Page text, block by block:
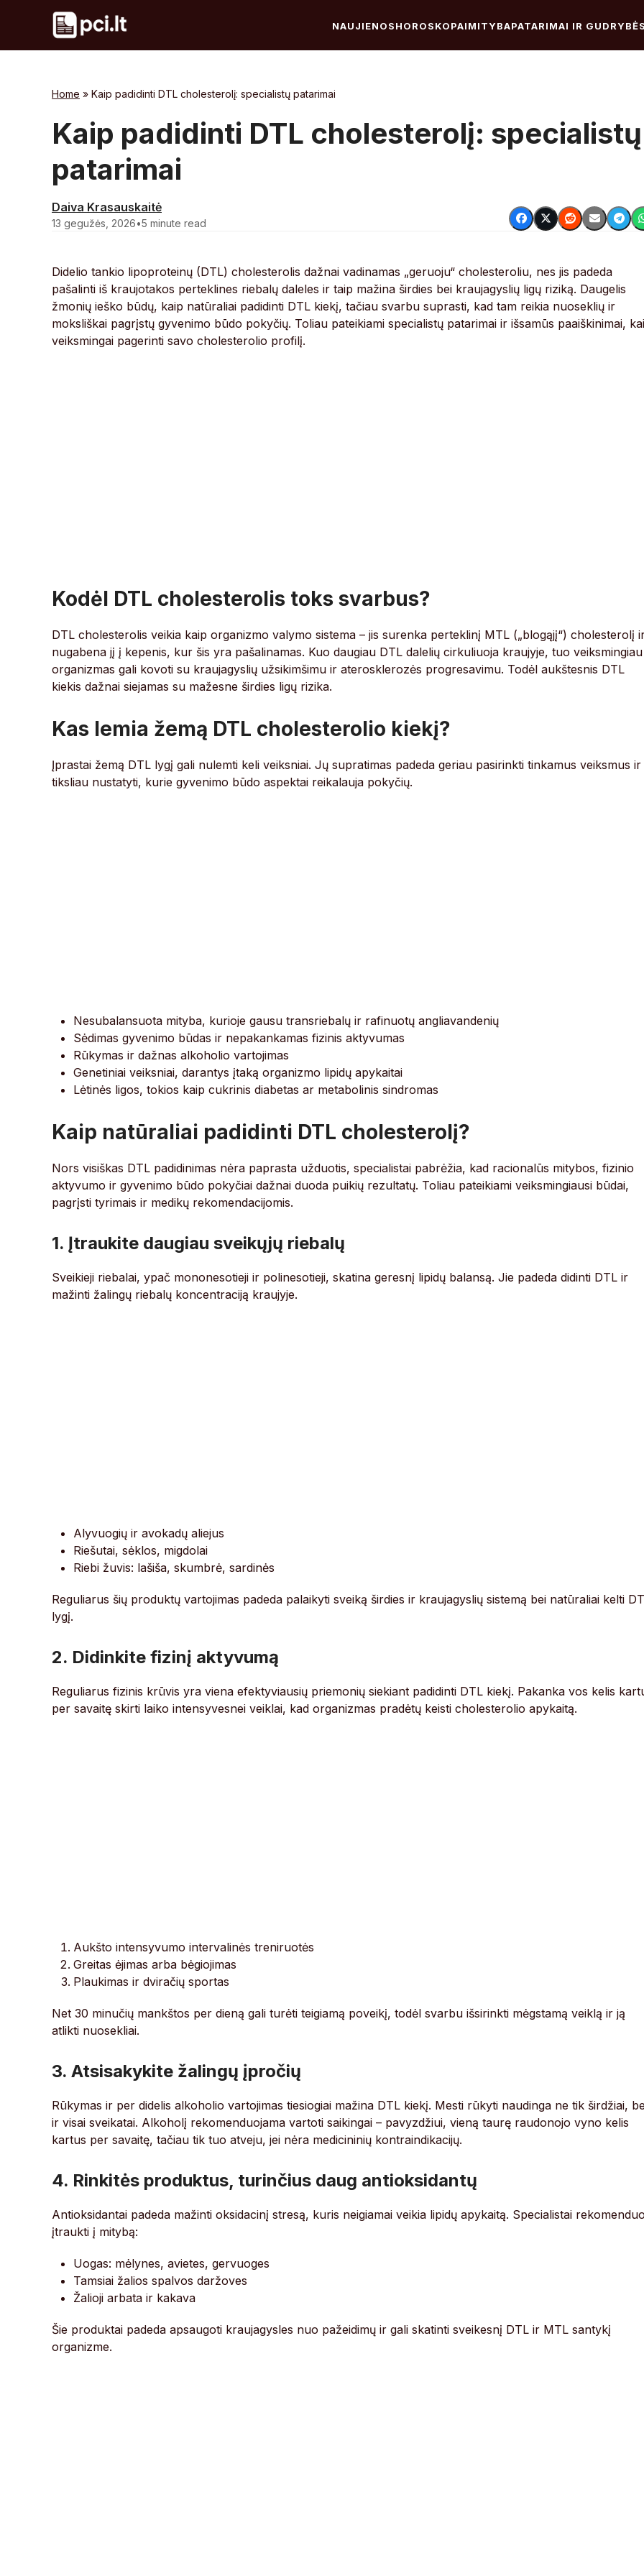
NAUJIENOSHOROSKOPAIMITYBAPATARIMAI IR
Home » Kaip padidinti DTL cholesterolį: specialistų patarimai
Kaip padidinti DTL cholesterolį: specialistų
patarimai
Daiva Krasauskaitė
13 gegužės, 2026•5 minute read
Didelio tankio lipoproteinų (DTL) cholesterolis dažnai vadinamas „geruoju“ cholesteroliu, nes jis padeda
pašalinti iš kraujotakos perteklines riebalų daleles ir taip mažina širdies bei kraujagyslių ligų riziką. Daugelis
žmonių ieško būdų, kaip natūraliai padidinti DTL kiekį, tačiau svarbu suprasti, kad tam reikia nuoseklių ir
moksliškai pagrįstų gyvenimo būdo pokyčių. Toliau pateikiami specialistų patarimai ir išsamūs paaiškinimai,
veiksmingai pagerinti savo cholesterolio profilį.
Kodėl DTL cholesterolis toks svarbus?
DTL cholesterolis veikia kaip organizmo valymo sistema – jis surenka perteklinį MTL („blogąjį“) cholesterolį
nugabena jį į kepenis, kur šis yra pašalinamas. Kuo daugiau DTL dalelių cirkuliuoja kraujyje, tuo veiksmingiau
organizmas gali kovoti su kraujagyslių užsikimšimu ir aterosklerozės progresavimu. Todėl aukštesnis DTL
kiekis dažnai siejamas su mažesne širdies ligų rizika.
Kas lemia žemą DTL cholesterolio kiekį?
Įprastai žemą DTL lygį gali nulemti keli veiksniai. Jų supratimas padeda geriau pasirinkti tinkamus veiksmus ir
tiksliau nustatyti, kurie gyvenimo būdo aspektai reikalauja pokyčių.
Nesubalansuota mityba, kurioje gausu transriebalų ir rafinuotų angliavandenių
Sėdimas gyvenimo būdas ir nepakankamas fizinis aktyvumas
Rūkymas ir dažnas alkoholio vartojimas
Genetiniai veiksniai, darantys įtaką organizmo lipidų apykaitai
Lėtinės ligos, tokios kaip cukrinis diabetas ar metabolinis sindromas
Kaip natūraliai padidinti DTL cholesterolį?
Nors visiškas DTL padidinimas nėra paprasta užduotis, specialistai pabrėžia, kad racionalūs mitybos, fizinio
aktyvumo ir gyvenimo būdo pokyčiai dažnai duoda puikių rezultatų. Toliau pateikiami veiksmingiausi būdai,
pagrįsti tyrimais ir medikų rekomendacijomis.
1. Įtraukite daugiau sveikųjų riebalų
Sveikieji riebalai, ypač mononesotieji ir polinesotieji, skatina geresnį lipidų balansą. Jie padeda didinti DTL ir
mažinti žalingų riebalų koncentraciją kraujyje.
Alyvuogių ir avokadų aliejus
Riešutai, sėklos, migdolai
Riebi žuvis: lašiša, skumbrė, sardinės
Reguliarus šių produktų vartojimas padeda palaikyti sveiką širdies ir kraujagyslių sistemą bei natūraliai kelti
lygį.
2. Didinkite fizinį aktyvumą
Reguliarus fizinis krūvis yra viena efektyviausių priemonių siekiant padidinti DTL kiekį. Pakanka vos kelis
per savaitę skirti laiko intensyvesnei veiklai, kad organizmas pradėtų keisti cholesterolio apykaitą.
Aukšto intensyvumo intervalinės treniruotės
Greitas ėjimas arba bėgiojimas
Plaukimas ir dviračių sportas
Net 30 minučių mankštos per dieną gali turėti teigiamą poveikį, todėl svarbu išsirinkti mėgstamą veiklą ir ją
atlikti nuosekliai.
3. Atsisakykite žalingų įpročių
Rūkymas ir per didelis alkoholio vartojimas tiesiogiai mažina DTL kiekį. Mesti rūkyti naudinga ne tik širdžiai,
ir visai sveikatai. Alkoholį rekomenduojama vartoti saikingai – pavyzdžiui, vieną taurę raudonojo vyno kelis
kartus per savaitę, tačiau tik tuo atveju, jei nėra medicininių kontraindikacijų.
4. Rinkitės produktus, turinčius daug antioksidantų
Antioksidantai padeda mažinti oksidacinį stresą, kuris neigiamai veikia lipidų apykaitą. Specialistai
įtraukti į mitybą:
Uogas: mėlynes, avietes, gervuoges
Tamsiai žalios spalvos daržoves
Žalioji arbata ir kakava
Šie produktai padeda apsaugoti kraujagysles nuo pažeidimų ir gali skatinti sveikesnį DTL ir MTL santykį
organizme.